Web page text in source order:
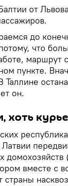
от
до
что
маршрут
пункте.
он.
хоть
вместе с
страны